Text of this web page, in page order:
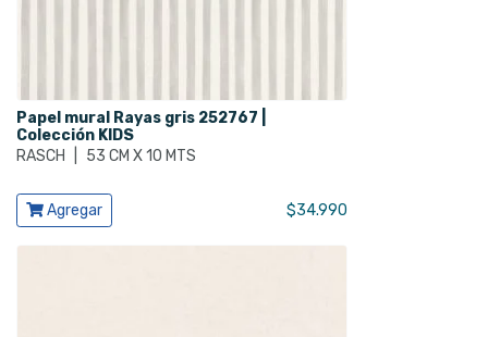
Papel mural Rayas gris 252767 |
Colección KIDS
RASCH
53 CM X 10 MTS
Ver producto
Agregar $34.990